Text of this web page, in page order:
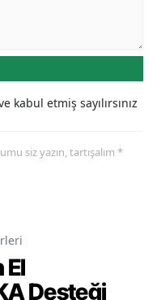
kabul etmiş sayılırsınız
siz yazın, tartışalım *
El
Desteği